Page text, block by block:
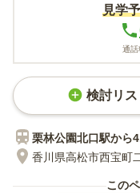
見学
通話
検討リ
栗林公園北口駅から
香川県高松市西宝町
この